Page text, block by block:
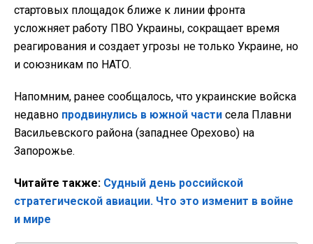
стартовых площадок ближе к линии фронта
усложняет работу ПВО Украины, сокращает время
реагирования и создает угрозы не только Украине, но
и союзникам по НАТО.
Напомним, ранее сообщалось, что украинские войска
недавно продвинулись в южной части села Плавни
Васильевского района (западнее Орехово) на
Запорожье.
Читайте также: Судный день российской
стратегической авиации. Что это изменит в войне
и мире